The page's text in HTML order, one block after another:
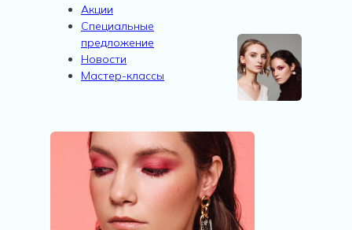
Акции
Специальные
предложение
Новости
Мастер-классы